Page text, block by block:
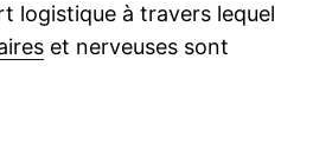
logistique à travers lequel
et nerveuses sont